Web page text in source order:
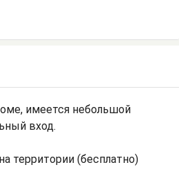
имеется небольшой
вход.
территории (бесплатно)